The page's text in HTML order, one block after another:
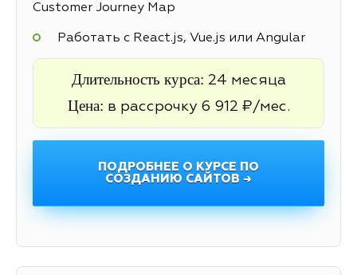
Customer Journey Map
Работать с React.js, Vue.js или Angular
Длительность курса: 24 месяца
Цена: в рассрочку 6 912 ₽/мес.
ПОДРОБНЕЕ О КУРСЕ ПО
СОЗДАНИЮ САЙТОВ →